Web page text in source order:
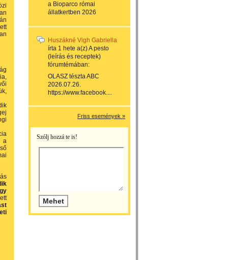
a
a Bioparco római
állatkertben 2026
Huszákné Vigh Gabriella
írta 1 hete a(z)A pesto
(leírás és receptek)
fórumtémában:
OLASZ tészta ABC
2026.07.26.
https://www.facebook....
Friss események »
Szólj hozzá te is!